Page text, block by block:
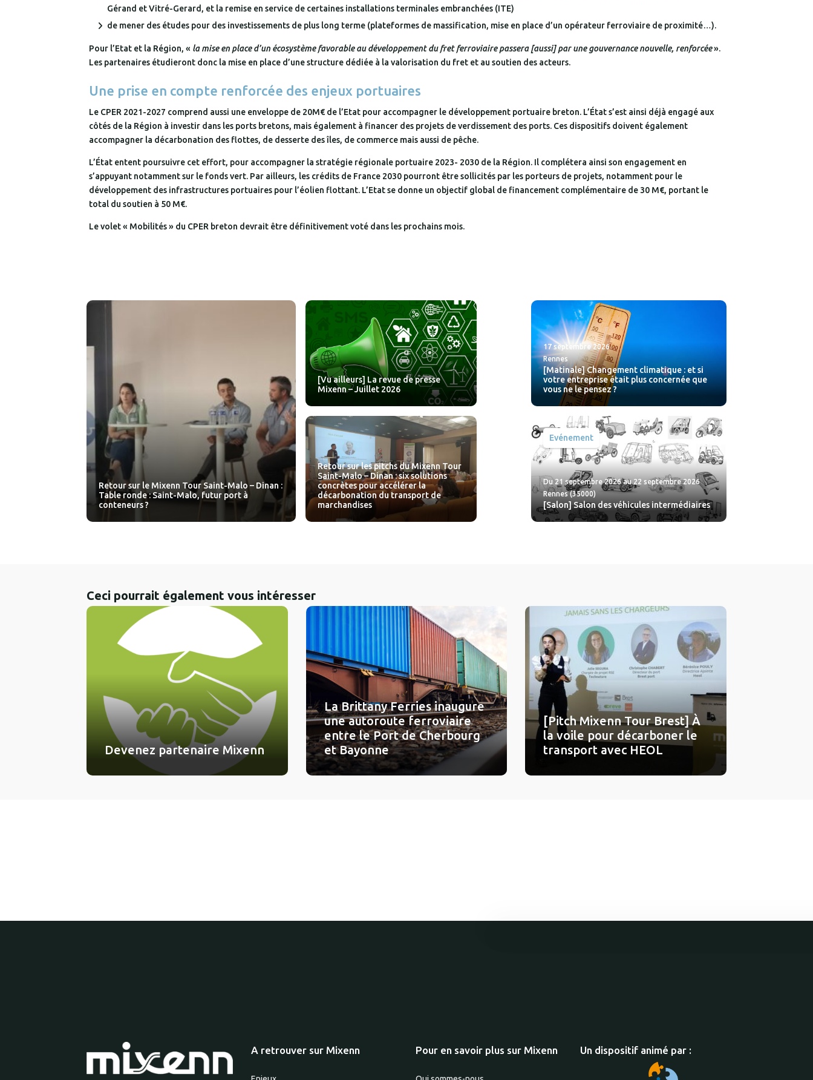
Gérand et Vitré-Gerard, et la remise en service de certaines installations terminales embranchées (ITE)
de mener des études pour des investissements de plus long terme (plateformes de massification, mise en place d’un opérateur ferroviaire de proximité…).
Pour l’Etat et la Région, « la mise en place d’un écosystème favorable au développement du fret ferroviaire passera [aussi] par une gouvernance nouvelle, renforcée».
Les partenaires étudieront donc la mise en place d’une structure dédiée à la valorisation du fret et au soutien des acteurs.
Une prise en compte renforcée des enjeux portuaires
Le CPER 2021-2027 comprend aussi une enveloppe de 20M€ de l’Etat pour accompagner le développement portuaire breton. L’État s’est ainsi déjà engagé aux
côtés de la Région à investir dans les ports bretons, mais également à financer des projets de verdissement des ports. Ces dispositifs doivent également
accompagner la décarbonation des flottes, de desserte des îles, de commerce mais aussi de pêche.
L’État entent poursuivre cet effort, pour accompagner la stratégie régionale portuaire 2023- 2030 de la Région. Il complétera ainsi son engagement en
s’appuyant notamment sur le fonds vert. Par ailleurs, les crédits de France 2030 pourront être sollicités par les porteurs de projets, notamment pour le
développement des infrastructures portuaires pour l’éolien flottant. L’Etat se donne un objectif global de financement complémentaire de 30 M€, portant le
total du soutien à 50 M€.
Le volet « Mobilités » du CPER breton devrait être définitivement voté dans les prochains mois.
Retour sur le Mixenn Tour Saint-Malo – Dinan :
Table ronde : Saint-Malo, futur port à
conteneurs ?
[Vu ailleurs] La revue de presse
Mixenn – Juillet 2026
Retour sur les pitchs du Mixenn Tour
Saint-Malo – Dinan : six solutions
concrètes pour accélérer la
décarbonation du transport de
marchandises
17 septembre 2026
Rennes
[Matinale] Changement climatique : et si
votre entreprise était plus concernée que
vous ne le pensez ?
Evénement
Du 21 septembre 2026 au 22 septembre 2026
Rennes (35000)
[Salon] Salon des véhicules intermédiaires
Ceci pourrait également vous intéresser
Devenez partenaire Mixenn
La Brittany Ferries inaugure
une autoroute ferroviaire
entre le Port de Cherbourg
et Bayonne
[Pitch Mixenn Tour Brest] À
la voile pour décarboner le
transport avec HEOL
A retrouver sur Mixenn Pour en savoir plus sur Mixenn Un dispositif animé par :